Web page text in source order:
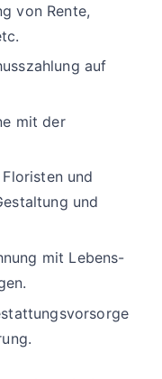
von Rente,
auf
mit der
und
und
mit Lebens-